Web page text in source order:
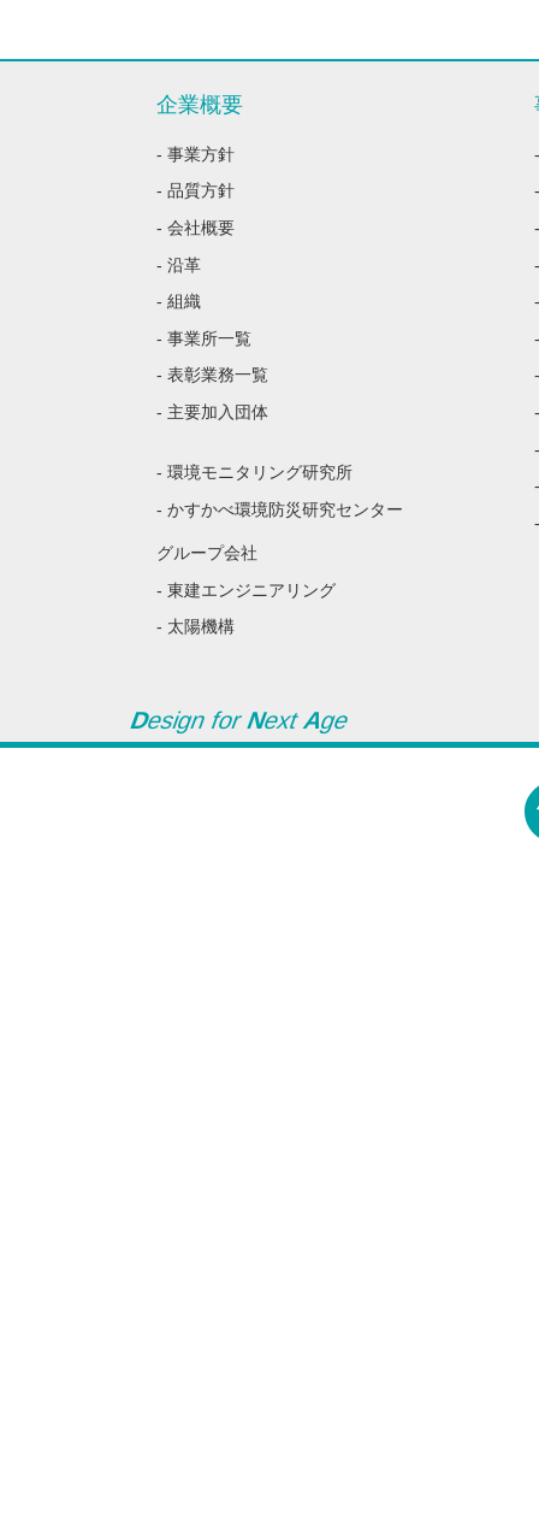
企業概要
- 事業方針
- 品質方針
- 会社概要
- 沿革
- 組織
- 事業所一覧
- 表彰業務一覧
- 主要加入団体
- 環境モニタリング研究所
- かすかべ環境防災研究センター
グループ会社
- 東建エンジニアリング
- 太陽機構
Design forNextAge